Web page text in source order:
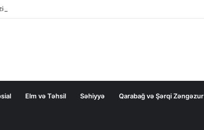
təbrik etdi
Elm və Təhsil Səhiyyə Qarabağ və Şərqi Zəngəzur